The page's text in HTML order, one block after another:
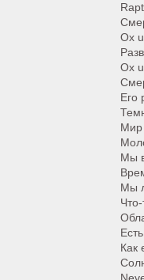
Ох
Ох
Его
Мир
Мы
Мы
Как